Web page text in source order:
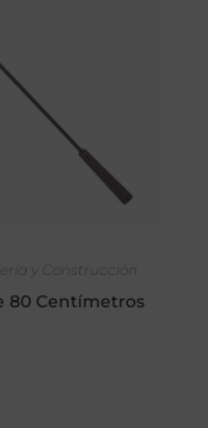
y Construcción
80 Centímetros